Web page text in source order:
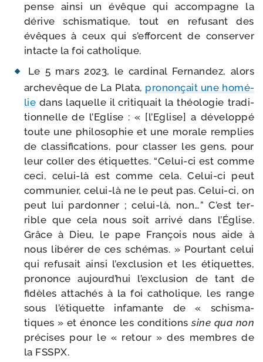
pense ain­si un évêque qui accom­pagne la
dérive schis­ma­tique, tout en refu­sant des
évêques à ceux qui s’ef­forcent de conser­ver
intacte la foi catholique.
Le 5 mars 2023, le car­di­nal Fernandez, alors
arche­vêque de La Plata,pro­non­çait une homé­
lie dans laquelle il cri­ti­quait la théo­lo­gie tra­di­
tion­nelle de l’Eglise : « [l’Eglise] a déve­lop­pé
toute une phi­lo­so­phie et une morale rem­plies
de clas­si­fi­ca­tions, pour clas­ser les gens, pour
leur col­ler des éti­quettes. “Celui-​ci est comme
ceci, celui-​là est comme cela. Celui-​ci peut
com­mu­nier, celui-​là ne le peut pas. Celui-​ci, on
peut lui par­don­ner ; celui-​là, non…” C’est ter­
rible que cela nous soit arri­vé dans l’Église.
Grâce à Dieu, le pape François nous aide à
nous libé­rer de ces sché­mas. » Pourtant celui
qui refu­sait ain­si l’exclusion et les éti­quettes,
pro­nonce aujourd’hui l’exclusion de tant de
fidèles atta­chés à la foi catho­lique, les range
sous l’étiquette infa­mante de « schis­ma­
tiques » et énonce les condi­tionssine qua non
pré­cises pour le « retour » des membres de
la FSSPX.